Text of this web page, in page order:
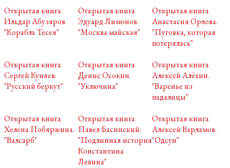
Открытая книга
Ильдар Абузяров.
"Корабль Тесея"
Открытая книга
Эдуард Лимонов.
"Москва майская"
Открытая книга
Анастасия Орлова.
"Пуговка, которая
потерялась"
Открытая книга
Сергей Куняев.
"Русский беркут"
Открытая книга
Денис Осокин.
"Уключина"
Открытая книга
Алексей Алёхин.
"Варенье из
падалицы"
Открытая книга
Хелена Побяржина.
"Валсарб"
Открытая книга
Павел Басинский.
"Подлинная история
Константина
Левина"
Открытая книга
Алексей Варламов.
"Одсун"